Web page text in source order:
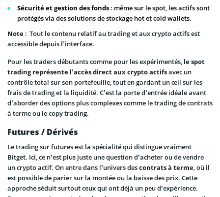
Sécurité et gestion des fonds : même sur le spot, les actifs sont
protégés via des solutions de stockage hot et cold wallets.
Note : Tout le contenu relatif au trading et aux crypto actifs est
accessible depuis l’interface.
Pour les traders débutants comme pour les expérimentés, le spot
trading représente l’accès direct aux crypto actifsavec un
contrôle total sur son portefeuille, tout en gardant un œil sur les
frais de trading et la liquidité. C’est la porte d’entrée idéale avant
d’aborder des options plus complexes comme le trading de contrats
à terme ou le copy trading.
Futures / Dérivés
Le trading sur futures est la spécialité qui distingue vraiment
Bitget. Ici, ce n’est plus juste une question d’acheter ou de vendre
un crypto actif. On entre dans l’univers descontrats à terme, où il
est possible de parier sur la montée ou la baisse des prix. Cette
approche séduit surtout ceux qui ont déjà un peu d’expérience.